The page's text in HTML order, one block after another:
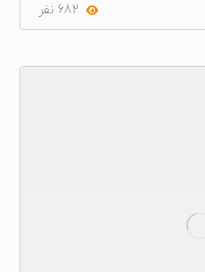
682 نفر